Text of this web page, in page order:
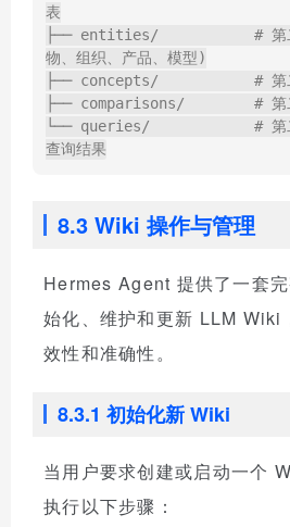
表
├── entities/           # 第二
物、组织、产品、模型)
├── concepts/           # 第二
├── comparisons/        # 第二
└── queries/            # 第二
8.3 Wiki 操作与管理
Hermes Agent 提供了一套
始化、维护和更新 LLM Wiki
效性和准确性。
8.3.1 初始化新 Wiki
当用户要求创建或启动一个
执行以下步骤：